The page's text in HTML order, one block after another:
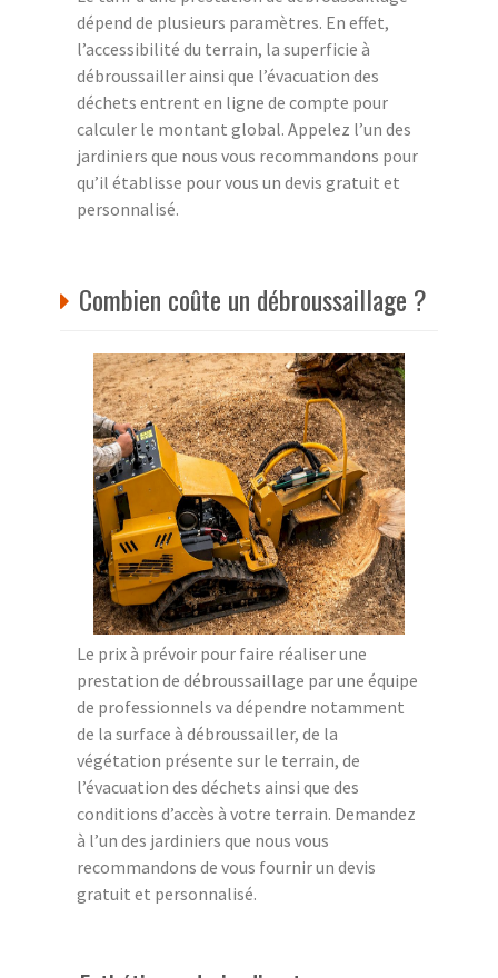
dépend de plusieurs paramètres. En effet,
l’accessibilité du terrain, la superficie à
débroussailler ainsi que l’évacuation des
déchets entrent en ligne de compte pour
calculer le montant global. Appelez l’un des
jardiniers que nous vous recommandons pour
qu’il établisse pour vous un devis gratuit et
personnalisé.
Combien coûte un débroussaillage ?
Le prix à prévoir pour faire réaliser une
prestation de débroussaillage par une équipe
de professionnels va dépendre notamment
de la surface à débroussailler, de la
végétation présente sur le terrain, de
l’évacuation des déchets ainsi que des
conditions d’accès à votre terrain. Demandez
à l’un des jardiniers que nous vous
recommandons de vous fournir un devis
gratuit et personnalisé.